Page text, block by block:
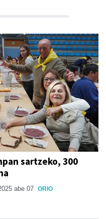
sartzeko, 300
abe 07 ORIO